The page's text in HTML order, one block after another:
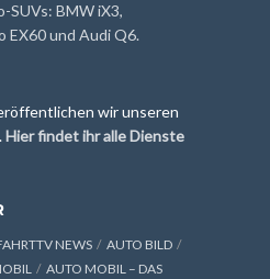
SUVs: BMW iX3,
EX60 und Audi Q6.
wir unseren
Hier findet ihr alle Dienste
NEWS
AUTO BILD
AUTO MOBIL – DAS